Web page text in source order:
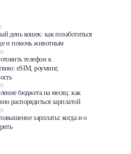
день кошек: как позаботиться
и помочь животным
телефон к
eSIM, роуминг,
бюджета на месяц: как
распорядиться зарплатой
зарплаты: когда и о